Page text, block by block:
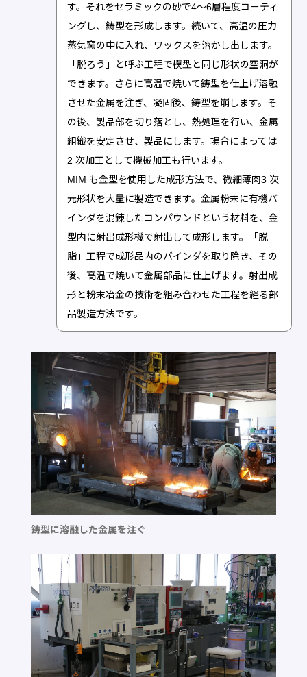
す。それをセラミックの砂で4～6層程度コーティ
ングし、鋳型を形成します。続いて、高温の圧力
蒸気窯の中に入れ、ワックスを溶かし出します。
「脱ろう」と呼ぶ工程で模型と同じ形状の空洞が
できます。さらに高温で焼いて鋳型を仕上げ溶融
させた金属を注ぎ、凝固後、鋳型を崩します。そ
の後、製品部を切り落とし、熱処理を行い、金属
組織を安定させ、製品にします。場合によっては
2 次加工として機械加工も行います。
MIM も金型を使用した成形方法で、微細薄肉3 次
元形状を大量に製造できます。金属粉末に有機バ
インダを混錬したコンパウンドという材料を、金
型内に射出成形機で射出して成形します。「脱
脂」工程で成形品内のバインダを取り除き、その
後、高温で焼いて金属部品に仕上げます。射出成
形と粉末冶金の技術を組み合わせた工程を経る部
品製造方法です。
鋳型に溶融した金属を注ぐ